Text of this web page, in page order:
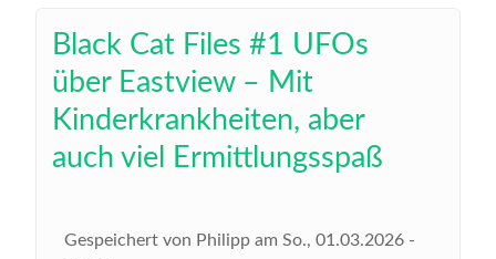
Black Cat Files #1 UFOs
über Eastview – Mit
Kinderkrankheiten, aber
auch viel Ermittlungsspaß
Gespeichert von Philipp am So., 01.03.2026 -